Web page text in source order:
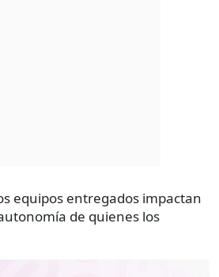
equipos entregados impactan
de quienes los